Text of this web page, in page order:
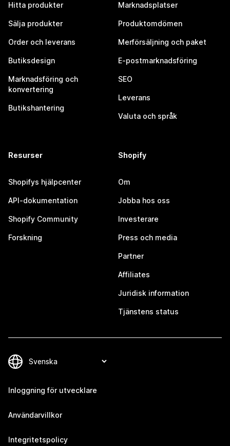
Hitta produkter
Sälja produkter
Order och leverans
Butiksdesign
Marknadsföring och
konvertering
Butikshantering
Marknadsplatser
Produktomdömen
Merförsäljning och paket
E-postmarknadsföring
SEO
Leverans
Valuta och språk
Resurser
Shopifys hjälpcenter
API-dokumentation
Shopify Community
Forskning
Shopify
Om
Jobba hos oss
Investerare
Press och media
Partner
Affiliates
Juridisk information
Tjänstens status
Inloggning för utvecklare
Användarvillkor
Integritetspolicy